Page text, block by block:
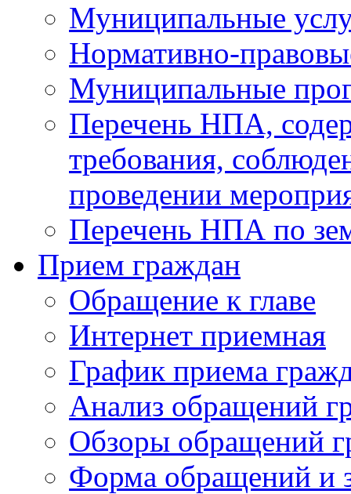
Муниципальные
Нормативно-
Муниципальные
Перечень НПА,
требования,
проведении
Перечень НПА по
Прием граждан
Обращение к главе
Интернет приемная
График приема
Анализ обращений
Обзоры обращений
Форма обращений и